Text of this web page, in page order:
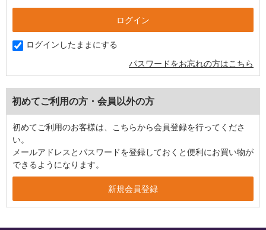
ログインしたままにする
パスワードをお忘れの方はこちら
初めてご利用の方・会員以外の方
初めてご利用のお客様は、こちらから会員登録を行ってくださ
い。
メールアドレスとパスワードを登録しておくと便利にお買い物が
できるようになります。